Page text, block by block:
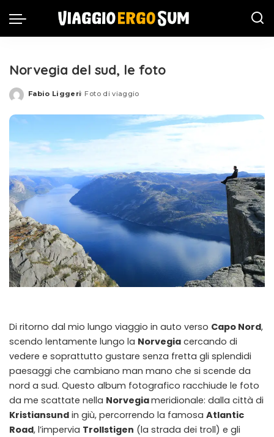
Norvegia del sud, le foto
Posted
Fabio Liggeri Foto di viaggio
Di ritorno dal mio lungo viaggio in auto verso Capo Nord,
scendo lentamente lungo la Norvegia cercando di
vedere e soprattutto gustare senza fretta gli splendidi
paesaggi che cambiano man mano che si scende da
nord a sud. Questo album fotografico racchiude le foto
da me scattate nella Norvegiameridionale: dalla città di
Kristiansund in giù, percorrendo la famosa Atlantic
Road, l’impervia Trollstigen (la strada dei troll) e gli